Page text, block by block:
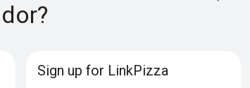
Sign up for LinkPizza